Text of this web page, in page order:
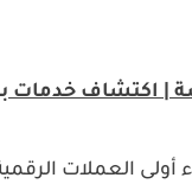
| اكتشاف خدمات
العملات